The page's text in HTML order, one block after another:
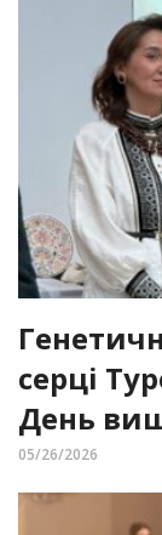
серці
День
05/26/2026